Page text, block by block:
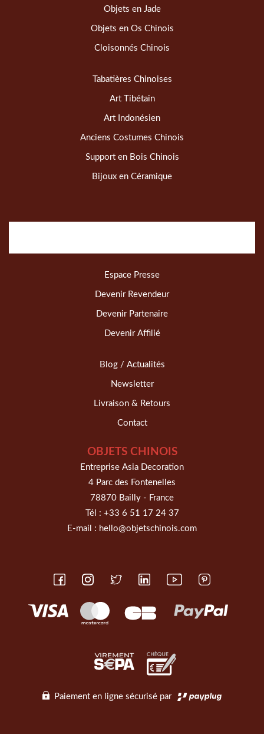
Objets en Jade
Objets en Os Chinois
Cloisonnés Chinois
Tabatières Chinoises
Art Tibétain
Art Indonésien
Anciens Costumes Chinois
Support en Bois Chinois
Bijoux en Céramique
Espace Presse
Devenir Revendeur
Devenir Partenaire
Devenir Affilié
Blog / Actualités
Newsletter
Livraison & Retours
Contact
OBJETS CHINOIS
Entreprise Asia Decoration
4 Parc des Fontenelles
78870 Bailly - France
Tél : +33 6 51 17 24 37
E-mail : hello@objetschinois.com
Paiement en ligne sécurisé par